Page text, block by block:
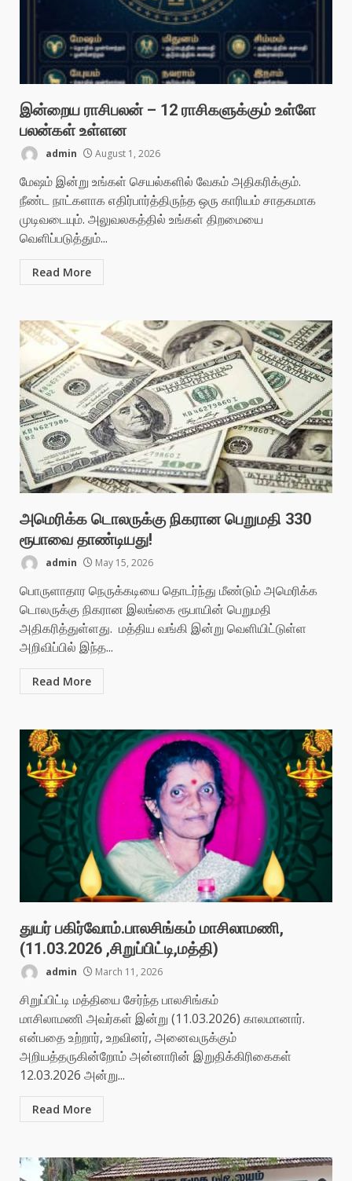
இன்றைய ராசிபலன் – 12 ராசிகளுக்கும் உள்ளே
பலன்கள் உள்ளன
admin August 1, 2026
மேஷம் இன்று உங்கள் செயல்களில் வேகம் அதிகரிக்கும்.
நீண்ட நாட்களாக எதிர்பார்த்திருந்த ஒரு காரியம் சாதகமாக
முடிவடையும். அலுவலகத்தில் உங்கள் திறமையை
வெளிப்படுத்தும்...
Read More
அமெரிக்க டொலருக்கு நிகரான பெறுமதி 330
ரூபாவை தாண்டியது!
admin May 15, 2026
பொருளாதார நெருக்கடியை தொடர்ந்து மீண்டும் அமெரிக்க
டொலருக்கு நிகரான இலங்கை ரூபாயின் பெறுமதி
அதிகரித்துள்ளது. மத்திய வங்கி இன்று வெளியிட்டுள்ள
அறிவிப்பில் இந்த...
Read More
துயர் பகிர்வோம்.பாலசிங்கம் மாசிலாமணி,
(11.03.2026 ,சிறுப்பிட்டி,மத்தி)
admin March 11, 2026
சிறுப்பிட்டி மத்தியை சேர்ந்த பாலசிங்கம்
மாசிலாமணி அவர்கள் இன்று (11.03.2026) காலமானார்.
என்பதை உற்றார், உறவினர், அனைவருக்கும்
அறியத்தருகின்றோம் அன்னாரின் இறுதிக்கிரிகைகள்
12.03.2026 அன்று...
Read More